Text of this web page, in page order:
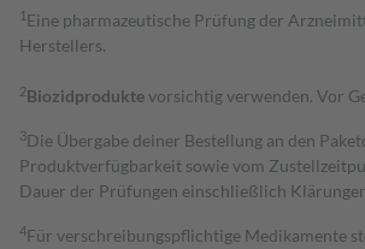
1 Eine pharmazeutische Prüfung der
Herstellers.
2Biozidproduktevorsichtig verwenden. Vor
3Die Übergabe deiner Bestellung an den
Produktverfügbarkeit sowie vom
Dauer der Prüfungen einschließlich
4Für verschreibungspflichtige Medikamente